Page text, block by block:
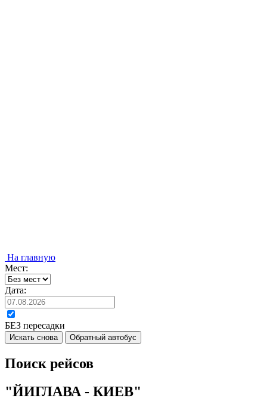
На главную
Мест:
Дата:
БЕЗ пересадки
Искать снова Обратный автобус
Поиск рейсов
"ЙИГЛАВА - КИЕВ"